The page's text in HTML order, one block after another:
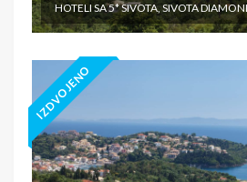
HOTELI SA 5* SIVOTA, SIVOTA
IZDVOJENO